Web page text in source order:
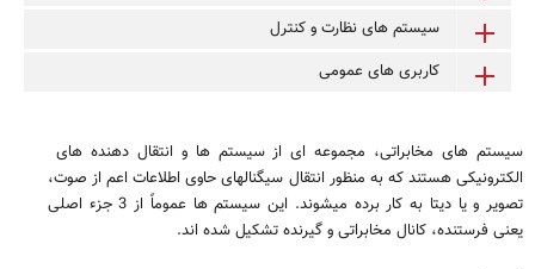
سیستم های نظارت و کنترل
کاربری های عمومی
سیستم های مخابراتی، مجموعه ای از سیستم ها و انتقال دهنده های
الکترونیکی هستند که به منظور انتقال سیگنالهای حاوی اطلاعات اعم از صوت،
تصویر و یا دیتا به کار برده میشوند. این سیستم ها عموماً از 3 جزء اصلی
یعنی فرستنده، کانال مخابراتی و گیرنده تشکیل شده اند.